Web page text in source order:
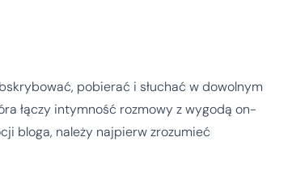
pobierać i słuchać w dowolnym
łączy intymność rozmowy z wygodą on-
bloga, należy najpierw zrozumieć